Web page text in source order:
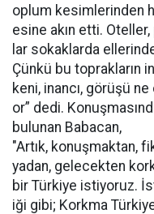
oplum kesimlerinden
esine akın etti. Oteller,
lar sokaklarda
Çünkü bu toprakların
keni, inancı, görüşü
or” dedi.
bulunan Babacan,
"Artık, konuşmaktan,
yadan, gelecekten
bir Türkiye istiyoruz.
iği gibi; Korkma